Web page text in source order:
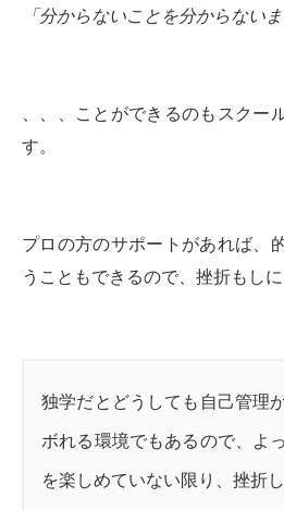
「分からないことを分からない
、、、ことができるのもスクー
す。
プロの方のサポートがあれば、
うこともできるので、挫折もしに
独学だとどうしても自己管理
ボれる環境でもあるので、よ
を楽しめていない限り、挫折